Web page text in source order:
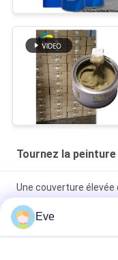
Tournez la
Une couverture
usine
Peinture automobile
Eve